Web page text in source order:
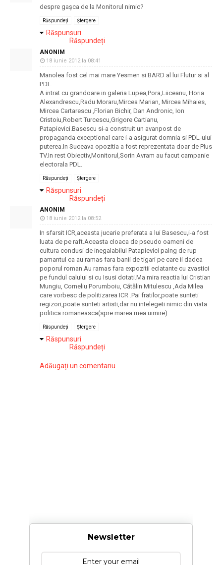
despre gaşca de la Monitorul nimic?
Răspundeți Ștergere
Răspunsuri
Răspundeți
ANONIM
18 iunie 2012 la 08:41
Manolea fost cel mai mare Yesmen si BARD al lui Flutur si al
PDL.
A intrat cu grandoare in galeria Lupea,Pora,Liiceanu, Horia
Alexandrescu,Radu Moraru,Mircea Marian, Mircea Mihaies,
Mircea Cartarescu ,Florian Bichir, Dan Andronic, Ion
Cristoiu,Robert Turcescu,Grigore Cartianu,
Patapievici.Basescu si-a construit un avanpost de
propaganda exceptional care i-a asigurat domnia si PDL-ului
puterea.In Suceava opozitia a fost reprezentata doar de Plus
TV.In rest Obiectiv,Monitorul,Sorin Avram au facut campanie
electorala PDL.
Răspundeți Ștergere
Răspunsuri
Răspundeți
ANONIM
18 iunie 2012 la 08:52
In sfarsit ICR,aceasta jucarie preferata a lui Basescu,i-a fost
luata de pe raft.Aceasta cloaca de pseudo oameni de
cultura condusi de inegalabilul Patapievici palng de rup
pamantul ca au ramas fara banii de tigari pe care ii dadea
poporul roman.Au ramas fara expozitii eclatante cu zvastici
pe fundul calului si cu Isusi dotati.Ma mira reactia lui Cristian
Mungiu, Corneliu Porumboiu, Cătălin Mitulescu ,Ada Milea
care vorbesc de politizarea ICR .Pai fratilor,poate sunteti
regizori,poate sunteti artisti,dar nu intelegeti nimic din viata
politica romaneasca(spre marea mea uimire)
Răspundeți Ștergere
Răspunsuri
Răspundeți
Adăugați un comentariu
Newsletter